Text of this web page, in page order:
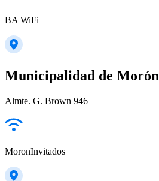
BA WiFi
Municipalidad de Morón
Almte. G. Brown 946
MoronInvitados